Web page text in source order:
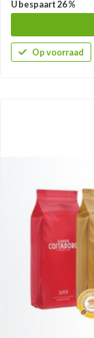
U bespaart 26 %
Op voorraad